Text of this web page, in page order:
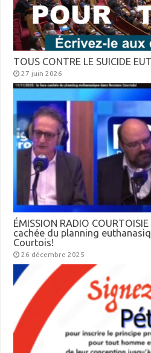
TOUS CONTRE LE SUICIDE
27 juin 2026
ÉMISSION RADIO
cachée du planning
Courtois!
26 décembre 2025